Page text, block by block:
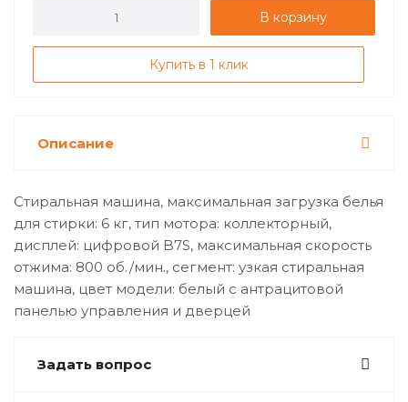
В корзину
Купить в 1 клик
Описание
Стиральная машина, максимальная загрузка белья
для стирки: 6 кг​​, тип мотора: коллекторный​,
дисплей: цифровой B7S, максимальная скорость
отжима: 800 об./мин.​​, сегмент: узкая стиральная
машина, цвет модели: белый с антрацитовой
панелью управления и дверцей​
Задать вопрос